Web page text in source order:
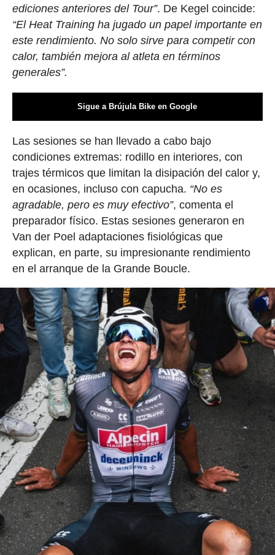
ediciones anteriores del Tour”. De Kegel coincide:
“El Heat Training ha jugado un papel importante en
este rendimiento. No solo sirve para competir con
calor, también mejora al atleta en términos
generales”.
Sigue a Brújula Bike en Google
Las sesiones se han llevado a cabo bajo
condiciones extremas: rodillo en interiores, con
trajes térmicos que limitan la disipación del calor y,
en ocasiones, incluso con capucha. “No es
agradable, pero es muy efectivo”, comenta el
preparador físico. Estas sesiones generaron en
Van der Poel adaptaciones fisiológicas que
explican, en parte, su impresionante rendimiento
en el arranque de la Grande Boucle.